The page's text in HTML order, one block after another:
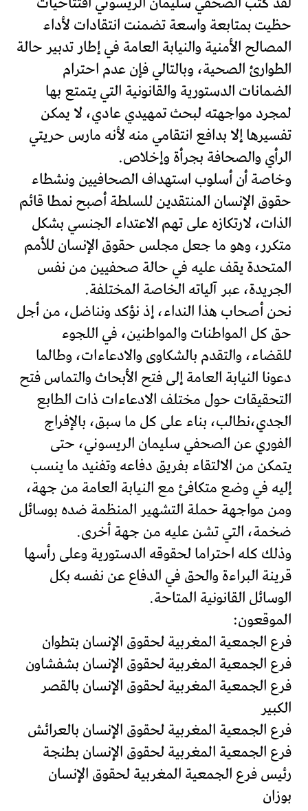
حظيت بمتابعة واسعة تضمنت انتقادات لأداء
المصالح الأمنية والنيابة العامة في إطار تدبير حالة
الطوارئ الصحية، وبالتالي فإن عدم احترام
الضمانات الدستورية والقانونية التي يتمتع بها
لمجرد مواجهته لبحث تمهيدي عادي، لا يمكن
تفسيرها إلا بدافع انتقامي منه لأنه مارس حريتي
الرأي والصحافة بجرأة وإخلاص.
وخاصة أن أسلوب استهداف الصحافيين ونشطاء
حقوق الإنسان المنتقدين للسلطة أصبح نمطا قائم
الذات، لارتكازه على تهم الاعتداء الجنسي بشكل
متكرر، وهو ما جعل مجلس حقوق الإنسان للأمم
المتحدة يقف عليه في حالة صحفيين من نفس
الجريدة، عبر آلياته الخاصة المختلفة.
نحن أصحاب هذا النداء، إذ نؤكد ونناضل، من أجل
حق كل المواطنات والمواطنين، في اللجوء
للقضاء، والتقدم بالشكاوى والادعاءات، وطالما
دعونا النيابة العامة إلى فتح الأبحاث والتماس فتح
التحقيقات حول مختلف الادعاءات ذات الطابع
الجدي،نطالب، بناء على كل ما سبق، بالإفراج
الفوري عن الصحفي سليمان الريسوني، حتى
يتمكن من الالتقاء بفريق دفاعه وتفنيد ما ينسب
إليه في وضع متكافئ مع النيابة العامة من جهة،
ومن مواجهة حملة التشهير المنظمة ضده بوسائل
ضخمة، التي تشن عليه من جهة أخرى.
وذلك كله احتراما لحقوقه الدستورية وعلى رأسها
قرينة البراءة والحق في الدفاع عن نفسه بكل
الوسائل القانونية المتاحة.
الموقعون:
فرع الجمعية المغربية لحقوق الإنسان بتطوان
فرع الجمعية المغربية لحقوق الإنسان بشفشاون
فرع الجمعية المغربية لحقوق الإنسان بالقصر
الكبير
فرع الجمعية المغربية لحقوق الإنسان بالعرائش
فرع الجمعية المغربية لحقوق الإنسان بطنجة
رئيس فرع الجمعية المغربية لحقوق الإنسان
بوزان